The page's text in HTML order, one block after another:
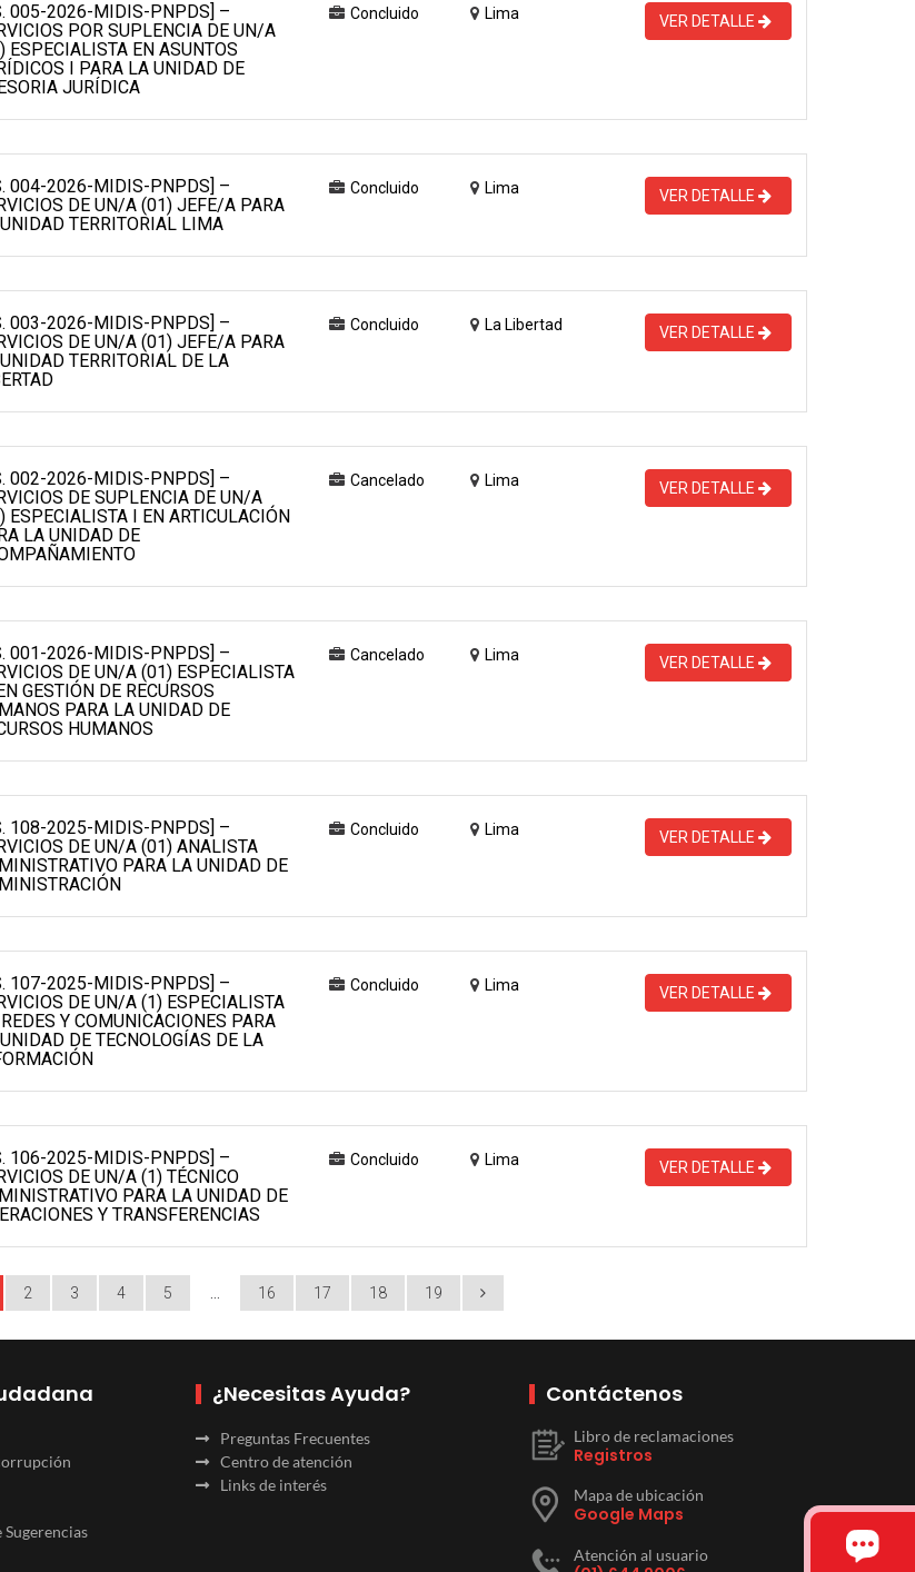
005-2026-MIDIS-PNPDS] –
POR SUPLENCIA DE UN/A
ESPECIALISTA EN ASUNTOS
I PARA LA UNIDAD DE
JURÍDICA
Concluido Lima VER DETALLE
004-2026-MIDIS-PNPDS] –
DE UN/A (01) JEFE/A PARA
TERRITORIAL LIMA
Concluido Lima VER DETALLE
003-2026-MIDIS-PNPDS] –
DE UN/A (01) JEFE/A PARA
TERRITORIAL DE LA
Concluido La Libertad VER DETALLE
002-2026-MIDIS-PNPDS] –
DE SUPLENCIA DE UN/A
ESPECIALISTA I EN ARTICULACIÓN
LA UNIDAD DE
Cancelado Lima VER DETALLE
001-2026-MIDIS-PNPDS] –
DE UN/A (01) ESPECIALISTA
GESTIÓN DE RECURSOS
PARA LA UNIDAD DE
HUMANOS
Cancelado Lima VER DETALLE
108-2025-MIDIS-PNPDS] –
DE UN/A (01) ANALISTA
PARA LA UNIDAD DE
Concluido Lima VER DETALLE
107-2025-MIDIS-PNPDS] –
DE UN/A (1) ESPECIALISTA
Y COMUNICACIONES PARA
DE TECNOLOGÍAS DE LA
Concluido Lima VER DETALLE
106-2025-MIDIS-PNPDS] –
DE UN/A (1) TÉCNICO
PARA LA UNIDAD DE
Y TRANSFERENCIAS
Concluido Lima VER DETALLE
2 3 4 5 16 17 18 19
¿Necesitas Ayuda?
Preguntas Frecuentes
Centro de atención
Links de interés
Contáctenos
Libro de reclamaciones
Registros
Mapa de ubicación
Google Maps
Atención al usuario